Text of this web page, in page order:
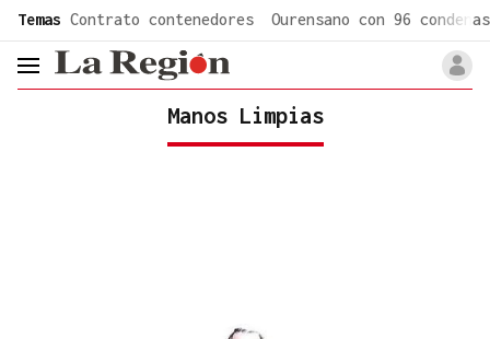
Temas Contrato contenedores Ourensano con 96 condenas
header.menu.open
Manos Limpias